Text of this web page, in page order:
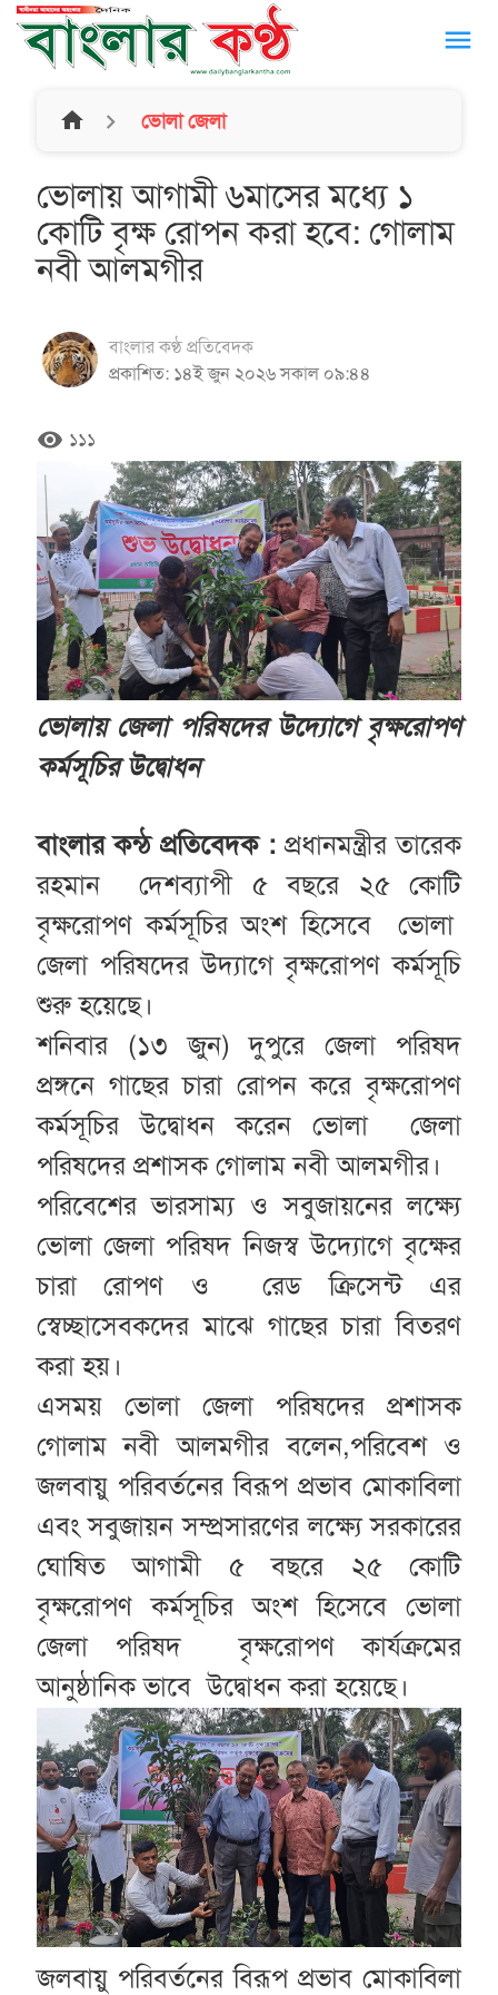
menu
home ভোলা জেলা
ভোলায় আগামী ৬মাসের মধ্যে ১
কোটি বৃক্ষ রোপন করা হবে: গোলাম
নবী আলমগীর
বাংলার কণ্ঠ প্রতিবেদক
প্রকাশিত: ১৪ই জুন ২০২৬ সকাল ০৯:৪৪
remove_red_eye ১১১
ভোলায় জেলা পরিষদের উদ্যোগে বৃক্ষরোপণ
কর্মসূচির উদ্বোধন
বাংলার কন্ঠ প্রতিবেদক : প্রধানমন্ত্রীর তারেক
রহমান দেশব্যাপী ৫ বছরে ২৫ কোটি
বৃক্ষরোপণ কর্মসূচির অংশ হিসেবে ভোলা
জেলা পরিষদের উদ্যাগে বৃক্ষরোপণ কর্মসূচি
শুরু হয়েছে।
শনিবার (১৩ জুন) দুপুরে জেলা পরিষদ
প্রঙ্গনে গাছের চারা রোপন করে বৃক্ষরোপণ
কর্মসূচির উদ্বোধন করেন ভোলা জেলা
পরিষদের প্রশাসক গোলাম নবী আলমগীর।
পরিবেশের ভারসাম্য ও সবুজায়নের লক্ষ্যে
ভোলা জেলা পরিষদ নিজস্ব উদ্যোগে বৃক্ষের
চারা রোপণ ও রেড ক্রিসেন্ট এর
স্বেচ্ছাসেবকদের মাঝে গাছের চারা বিতরণ
করা হয়।
এসময় ভোলা জেলা পরিষদের প্রশাসক
গোলাম নবী আলমগীর বলেন,পরিবেশ ও
জলবায়ু পরিবর্তনের বিরূপ প্রভাব মোকাবিলা
এবং সবুজায়ন সম্প্রসারণের লক্ষ্যে সরকারের
ঘোষিত আগামী ৫ বছরে ২৫ কোটি
বৃক্ষরোপণ কর্মসূচির অংশ হিসেবে ভোলা
জেলা পরিষদ বৃক্ষরোপণ কার্যক্রমের
আনুষ্ঠানিক ভাবে উদ্বোধন করা হয়েছে।
জলবায়ু পরিবর্তনের বিরূপ প্রভাব মোকাবিলা